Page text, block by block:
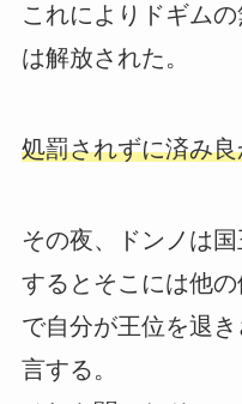
これによりドギム
は解放された。
処罰されずに済み
その夜、ドンノは国
するとそこには他
で自分が王位を退
言する。